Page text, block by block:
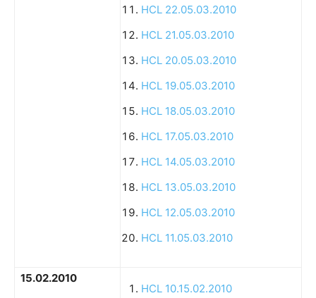
HCL 22.05.03.2010
HCL 21.05.03.2010
HCL 20.05.03.2010
HCL 19.05.03.2010
HCL 18.05.03.2010
HCL 17.05.03.2010
HCL 14.05.03.2010
HCL 13.05.03.2010
HCL 12.05.03.2010
HCL 11.05.03.2010
15.02.2010
HCL 10.15.02.2010